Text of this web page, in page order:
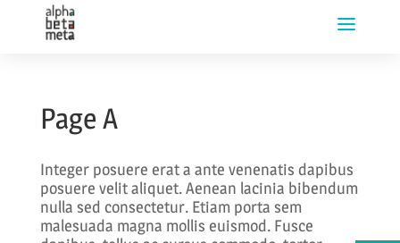
Page A
Integer posuere erat a ante venenatis dapibus
posuere velit aliquet. Aenean lacinia bibendum
nulla sed consectetur. Etiam porta sem
malesuada magna mollis euismod. Fusce